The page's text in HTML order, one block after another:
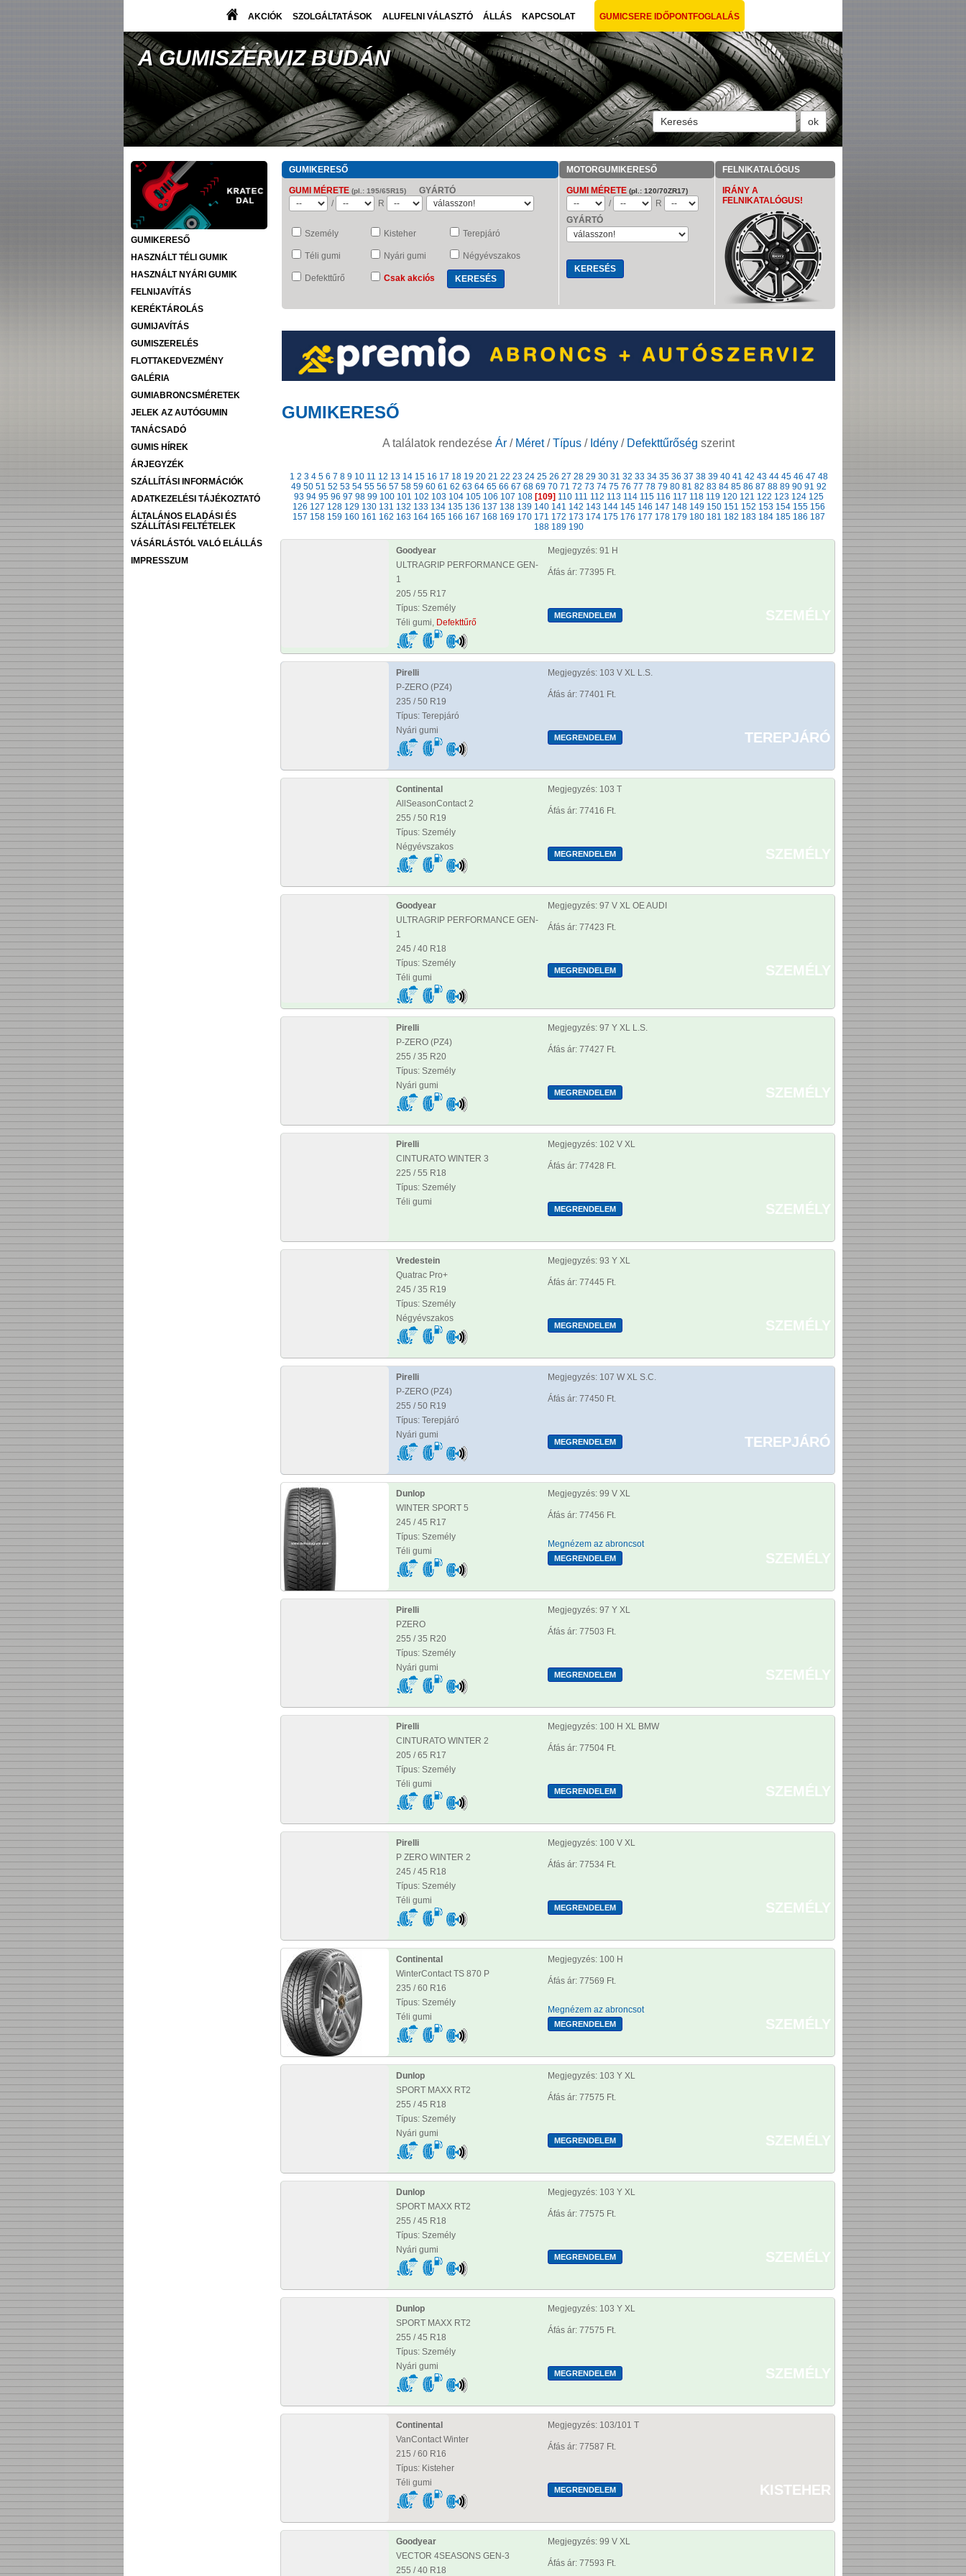
AKCIÓK SZOLGÁLTATÁSOK ALUFELNI VÁLASZTÓ ÁLLÁS KAPCSOLAT GUMICSERE IDŐPONTFOGLALÁS
A GUMISZERVIZ BUDÁN
GUMIKERESŐ
HASZNÁLT TÉLI GUMIK
HASZNÁLT NYÁRI GUMIK
FELNIJAVÍTÁS
KERÉKTÁROLÁS
GUMIJAVÍTÁS
GUMISZERELÉS
FLOTTAKEDVEZMÉNY
GALÉRIA
GUMIABRONCSMÉRETEK
JELEK AZ AUTÓGUMIN
TANÁCSADÓ
GUMIS HÍREK
ÁRJEGYZÉK
SZÁLLÍTÁSI INFORMÁCIÓK
ADATKEZELÉSI TÁJÉKOZTATÓ
ÁLTALÁNOS ELADÁSI ÉS
SZÁLLÍTÁSI FELTÉTELEK
VÁSÁRLÁSTÓL VALÓ ELÁLLÁS
IMPRESSZUM
GUMIKERESŐ
GUMI MÉRETE (pl.: 195/65R15)
GYÁRTÓ
/
R
Személy Kisteher Terepjáró
Téli gumi Nyári gumi Négyévszakos
Defekttűrő Csak akciós
MOTORGUMIKERESŐ
GUMI MÉRETE (pl.: 120/70ZR17)
/
R
GYÁRTÓ
FELNIKATALÓGUS
IRÁNY A
FELNIKATALÓGUS!
GUMIKERESŐ
A találatok rendezése Ár / Méret/Típus / Idény / Defekttűrőség szerint
1 2 3 4 5 6 7 8 9 10 11 12 13 14 15 16 17 18 19 20 21 22 23 24 25 26 27 28 29 30 31 32 33 34 35 36 37 38 39 40 41 42 43 44 45 46 47 48
49 50 51 52 53 54 55 56 57 58 59 60 61 62 63 64 65 66 67 68 69 70 71 72 73 74 75 76 77 78 79 80 81 82 83 84 85 86 87 88 89 90 91 92
93 94 95 96 97 98 99 100 101 102 103 104 105 106 107 108 [109] 110 111 112 113 114 115 116 117 118 119 120 121 122 123 124 125
126 127 128 129 130 131 132 133 134 135 136 137 138 139 140 141 142 143 144 145 146 147 148 149 150 151 152 153 154 155 156
157 158 159 160 161 162 163 164 165 166 167 168 169 170 171 172 173 174 175 176 177 178 179 180 181 182 183 184 185 186 187
188 189 190
Goodyear
ULTRAGRIP PERFORMANCE GEN-
1
205 / 55 R17
Típus: Személy
Téli gumi, Defekttűrő
Megjegyzés: 91 H
Áfás ár: 77395 Ft.
SZEMÉLY
Pirelli
P-ZERO (PZ4)
235 / 50 R19
Típus: Terepjáró
Nyári gumi
Megjegyzés: 103 V XL L.S.
Áfás ár: 77401 Ft.
TEREPJÁRÓ
Continental
AllSeasonContact 2
255 / 50 R19
Típus: Személy
Négyévszakos
Megjegyzés: 103 T
Áfás ár: 77416 Ft.
SZEMÉLY
Goodyear
ULTRAGRIP PERFORMANCE GEN-
1
245 / 40 R18
Típus: Személy
Téli gumi
Megjegyzés: 97 V XL OE AUDI
Áfás ár: 77423 Ft.
SZEMÉLY
Pirelli
P-ZERO (PZ4)
255 / 35 R20
Típus: Személy
Nyári gumi
Megjegyzés: 97 Y XL L.S.
Áfás ár: 77427 Ft.
SZEMÉLY
Pirelli
CINTURATO WINTER 3
225 / 55 R18
Típus: Személy
Téli gumi
Megjegyzés: 102 V XL
Áfás ár: 77428 Ft.
SZEMÉLY
Vredestein
Quatrac Pro+
245 / 35 R19
Típus: Személy
Négyévszakos
Megjegyzés: 93 Y XL
Áfás ár: 77445 Ft.
SZEMÉLY
Pirelli
P-ZERO (PZ4)
255 / 50 R19
Típus: Terepjáró
Nyári gumi
Megjegyzés: 107 W XL S.C.
Áfás ár: 77450 Ft.
TEREPJÁRÓ
Dunlop
WINTER SPORT 5
245 / 45 R17
Típus: Személy
Téli gumi
Megjegyzés: 99 V XL
Áfás ár: 77456 Ft.
Megnézem az abroncsot
SZEMÉLY
Pirelli
PZERO
255 / 35 R20
Típus: Személy
Nyári gumi
Megjegyzés: 97 Y XL
Áfás ár: 77503 Ft.
SZEMÉLY
Pirelli
CINTURATO WINTER 2
205 / 65 R17
Típus: Személy
Téli gumi
Megjegyzés: 100 H XL BMW
Áfás ár: 77504 Ft.
SZEMÉLY
Pirelli
P ZERO WINTER 2
245 / 45 R18
Típus: Személy
Téli gumi
Megjegyzés: 100 V XL
Áfás ár: 77534 Ft.
SZEMÉLY
Continental
WinterContact TS 870 P
235 / 60 R16
Típus: Személy
Téli gumi
Megjegyzés: 100 H
Áfás ár: 77569 Ft.
Megnézem az abroncsot
SZEMÉLY
Dunlop
SPORT MAXX RT2
255 / 45 R18
Típus: Személy
Nyári gumi
Megjegyzés: 103 Y XL
Áfás ár: 77575 Ft.
SZEMÉLY
Dunlop
SPORT MAXX RT2
255 / 45 R18
Típus: Személy
Nyári gumi
Megjegyzés: 103 Y XL
Áfás ár: 77575 Ft.
SZEMÉLY
Dunlop
SPORT MAXX RT2
255 / 45 R18
Típus: Személy
Nyári gumi
Megjegyzés: 103 Y XL
Áfás ár: 77575 Ft.
SZEMÉLY
Continental
VanContact Winter
215 / 60 R16
Típus: Kisteher
Téli gumi
Megjegyzés: 103/101 T
Áfás ár: 77587 Ft.
KISTEHER
Goodyear
VECTOR 4SEASONS GEN-3
255 / 40 R18
Megjegyzés: 99 V XL
Áfás ár: 77593 Ft.